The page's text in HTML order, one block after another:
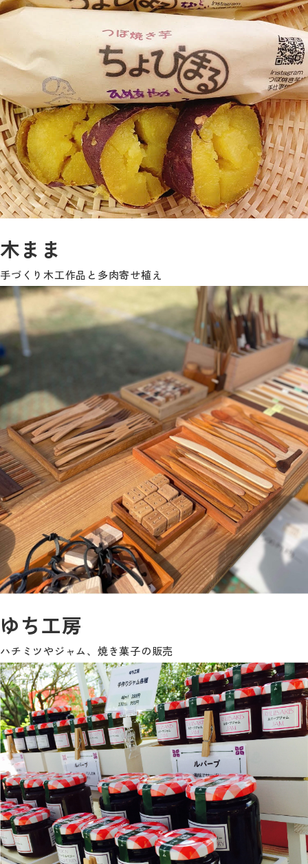
木まま
手づくり木工作品と多肉寄せ植え
ゆち工房
ハチミツやジャム、焼き菓子の販売